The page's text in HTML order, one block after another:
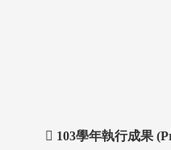
 103學年執行成果